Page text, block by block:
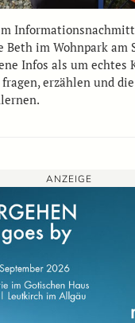
Beth im Wohnpark am
Infos als um echtes
erzählen und
ANZEIGE